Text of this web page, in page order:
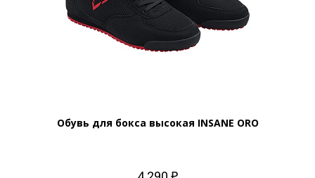
Обувь для бокса высокая INSANE ORO